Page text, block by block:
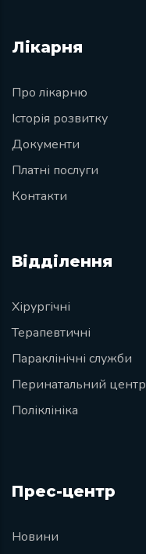
Лікарня
Про лікарню
Історія розвитку
Документи
Платні послуги
Контакти
Відділення
Хірургічні
Терапевтичні
Параклінічні служби
Перинатальний центр
Поліклініка
Прес-центр
Новини